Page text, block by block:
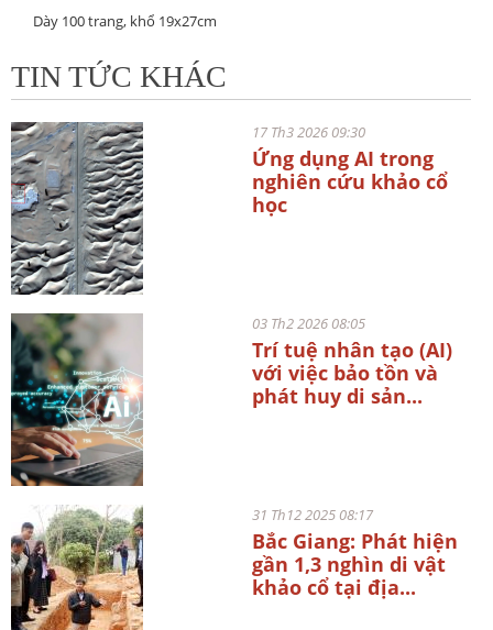
Dày 100 trang, khổ 19x27cm
TIN TỨC KHÁC
17 Th3 2026 09:30
Ứng dụng AI trong
nghiên cứu khảo cổ
học
03 Th2 2026 08:05
Trí tuệ nhân tạo (AI)
với việc bảo tồn và
phát huy di sản...
31 Th12 2025 08:17
Bắc Giang: Phát hiện
gần 1,3 nghìn di vật
khảo cổ tại địa...